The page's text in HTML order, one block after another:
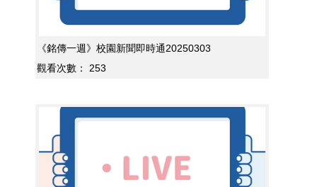
《銘傳一週》校園新聞即時通20250303
觀看次數：
253